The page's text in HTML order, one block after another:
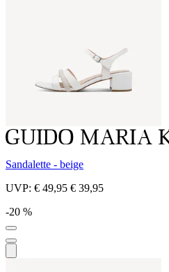
Sandalette - beige
UVP: € 49,95 € 39,95
-20 %